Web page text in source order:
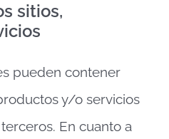
sitios,
pueden contener
y/o servicios
En cuanto a